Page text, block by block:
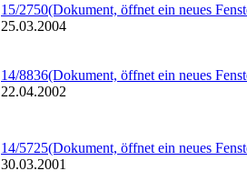
15/2750(Dokument, öffnet ein neues
25.03.2004
14/8836(Dokument, öffnet ein neues
22.04.2002
14/5725(Dokument, öffnet ein neues
30.03.2001